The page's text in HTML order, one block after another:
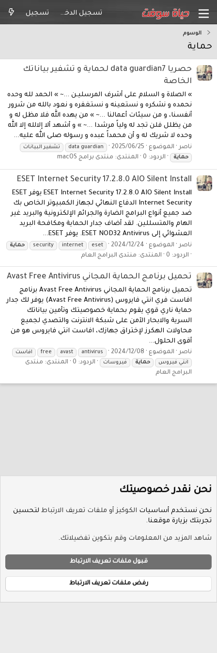
تسجيل الدخول تسجيل
الوسوم
حماية
حصريا data guardian7 لحماية و تشفير بياناتك
الخاصة
» الصلاة و السلام على أشرف المرسليـن ...~ » الحمد لله وحده
نحمده و نشكره و نستعينه و نستغفره و نعود بالله من شرور
أنفسنا، و من سيئات أعمالنا ...~ » من يهده الله فلا مظل له و
من يظلل فلن تجد له ولياً مرشدا ...~ » و أشهد ألا إلالله إلا الله
وحده لا شريك له و أن محمداً عبده و رسوله صلى الله عليه...
ناصر الموضوع 2025/06/25
data guardian
تشفير البيانات
حماية
الردود: 0 المنتدى: منتدى برامج macOS
ESET Internet Security 17.2.8.0 AIO Silent Install
ESET Internet Security 17.2.8.0 AIO Silent Install يوفر ESET
Internet Security الدفاع النهائي لجهاز الكمبيوتر الخاص بك
ضد جميع أنواع البرامج الضارة والجرائم الإلكترونية والبريد غير
الهام والمتسللين. لقد أضاف جدار الحماية ومكافحة البريد
العشوائي إلى ESET NOD32 Antivirus. يوفر ESET...
ناصر الموضوع 2024/12/24
eset
internet
security حماية
الردود: 0 المنتدى: منتدى البرامج العام
تحميل برنامج الحماية المجاني Avast Free Antivirus
تحميل برنامج الحماية المجاني Avast Free Antivirus برنامج
افاست فري انتي فايروس (Avast Free Antivirus) يوفر لك جدار
حماية ناري قوي يقوم بحماية خصوصيتك وتأمين بياناتك
السرية والابحار الآمن على شبكة الانترنت والتصدي لجميع
محاولات الهكرز لإختراق جهازك، افاست انتي فايروس هو من
أقوى الحلول...
ناصر الموضوع 2024/12/08
antivirus
avast
free
افاست
انتي فيروس
حماية فيروسات الردود: 0 المنتدى: منتدى
البرامج العام
سياسة الخصوصية
الرئيسية
S
®
نحن نقدر خصوصيتك
نحن نستخدم أساسيات الكوكيز أو ملفات تعريف الارتباط لتحسين
تجربتك بزيارة موقعنا.
شاهد المزيد من المعلومات وقم بتكوين تفضيلاتك.
قبول ملفات تعريف الارتباط
رفض ملفات تعريف الارتباط